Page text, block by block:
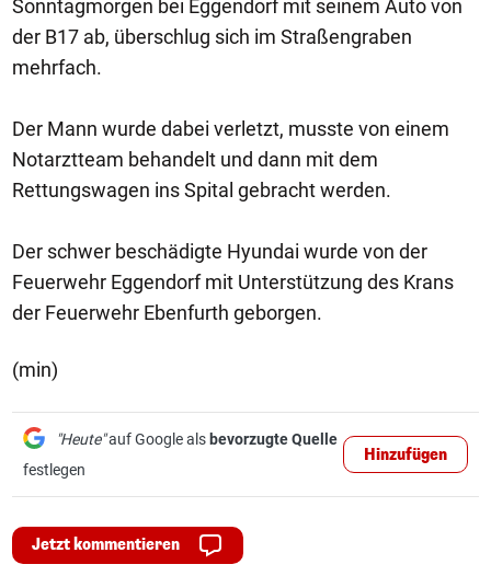
Sonntagmorgen bei Eggendorf mit seinem Auto von
der B17 ab, überschlug sich im Straßengraben
mehrfach.
Der Mann wurde dabei verletzt, musste von einem
Notarztteam behandelt und dann mit dem
Rettungswagen ins Spital gebracht werden.
Der schwer beschädigte Hyundai wurde von der
Feuerwehr Eggendorf mit Unterstützung des Krans
der Feuerwehr Ebenfurth geborgen.
(min)
"Heute"auf Google als bevorzugte Quelle
festlegen
Hinzufügen
Jetzt kommentieren